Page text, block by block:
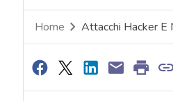
Home Attacchi Hacker E